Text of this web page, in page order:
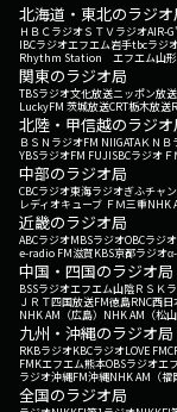
北海道・東北のラジオ
ＨＢＣラジオＳＴＶラジオAIR-
IBCラジオエフエム岩手tbcラジ
Rhythm Station エフエム山形
関東のラジオ局
TBSラジオ文化放送ニッポン放送
LuckyFM 茨城放送CRT栃木放送
北陸・甲信越のラジオ
ＢＳＮラジオFM NIIGATAＫＮＢ
YBSラジオFM FUJISBCラジオ
中部のラジオ局
CBCラジオ東海ラジオぎふチャン
レディオキューブ ＦＭ三重NHK
近畿のラジオ局
ABCラジオMBSラジオOBCラジ
e-radio FM滋賀KBS京都ラジオ
中国・四国のラジオ局
BSSラジオエフエム山陰ＲＳＫ
ＪＲＴ四国放送FM徳島RNC西
NHK AM（広島） NHK AM（松山
九州・沖縄のラジオ局
RKBラジオKBCラジオLOVE FM
FMKエフエム熊本OBSラジオエ
ラジオ沖縄FM沖縄NHK AM（福
全国のラジオ局